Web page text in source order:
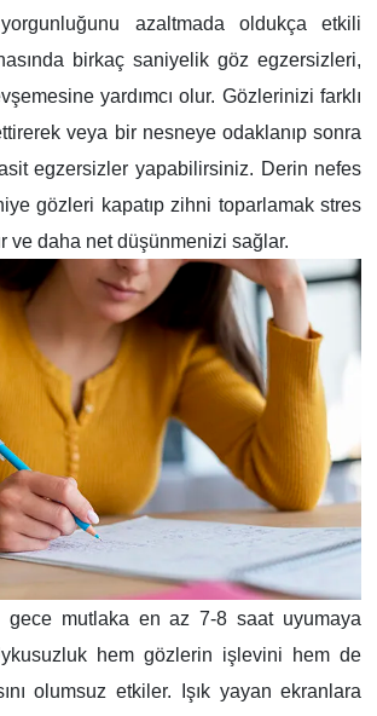
azaltmada oldukça etkili
birkaç saniyelik göz egzersizleri,
yardımcı olur. Gözlerinizi farklı
veya bir nesneye odaklanıp sonra
egzersizler yapabilirsiniz. Derin nefes
gözleri kapatıp zihni toparlamak stres
ve daha net düşünmenizi sağlar.
gece mutlaka en az 7-8 saat uyumaya
hem gözlerin işlevini hem de
olumsuz etkiler. Işık yayan ekranlara